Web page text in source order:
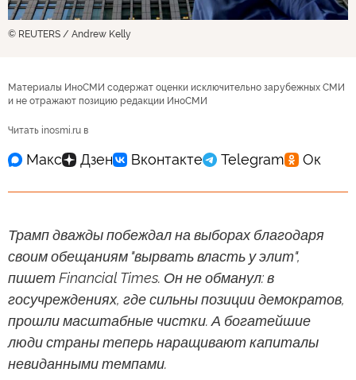
© REUTERS / Andrew Kelly
Материалы ИноСМИ содержат оценки исключительно зарубежных СМИ
и не отражают позицию редакции ИноСМИ
Читать inosmi.ru в
Трамп дважды побеждал на выборах благодаря
своим обещаниям "вырвать власть у элит",
пишет Financial Times. Он не обманул: в
госучреждениях, где сильны позиции демократов,
прошли масштабные чистки. А богатейшие
люди страны теперь наращивают капиталы
невиданными темпами.